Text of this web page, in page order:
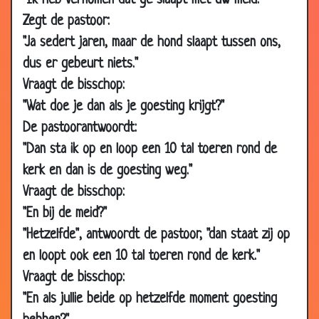
Zegt de pastoor:
"Ja sedert jaren, maar de hond slaapt tussen ons,
dus er gebeurt niets."
Vraagt de bisschop:
"Wat doe je dan als je goesting krijgt?"
De pastoorantwoordt:
"Dan sta ik op en loop een 10 tal toeren rond de
kerk en dan is de goesting weg."
Vraagt de bisschop:
"En bij de meid?"
"Hetzelfde", antwoordt de pastoor, "dan staat zij op
en loopt ook een 10 tal toeren rond de kerk."
Vraagt de bisschop:
"En als jullie beide op hetzelfde moment goesting
2014
12 Nov
2014
Joris en de draak 3.12
03 Nov
2014
Weer te laat
03 Nov
2014
Tuur achter het stuur
15 Oct
Twee keer
10 Oct
2014
Een kleine advertentie
2014
Water onder voorwaarde 2.80
03 Oct
2014